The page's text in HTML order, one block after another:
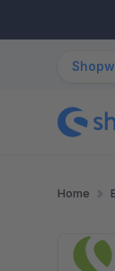
Home